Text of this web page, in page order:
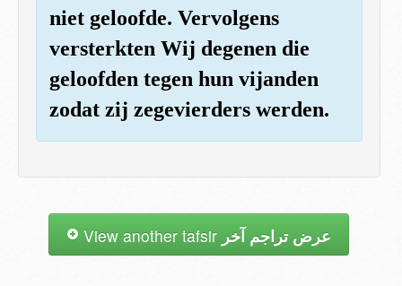
niet geloofde. Vervolgens
versterkten Wij degenen die
geloofden tegen hun vijanden
zodat zij zegevierders werden.
عرض تراجم آخر